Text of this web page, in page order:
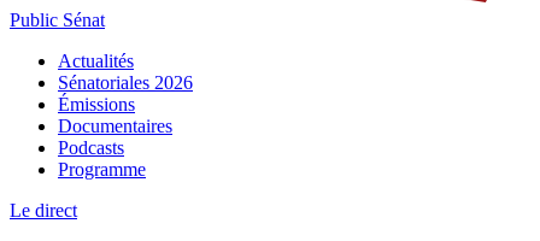
Public Sénat
Actualités
Sénatoriales 2026
Émissions
Documentaires
Podcasts
Programme
Le direct